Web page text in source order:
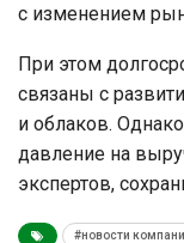
с изменением
При этом
связаны с
и облаков.
давление на
экспертов,
#новости